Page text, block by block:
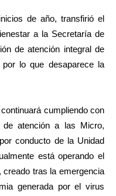
de año, transfirió el
a la Secretaría de
de atención integral de
lo que desaparece la
cumpliendo con
de atención a las Micro,
conducto de la Unidad
está operando el
creado tras la emergencia
generada por el virus